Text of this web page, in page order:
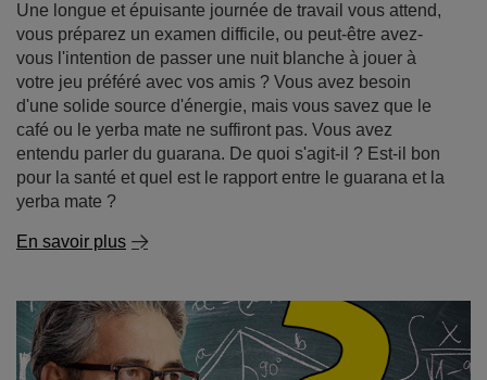
Une longue et épuisante journée de travail vous attend,
vous préparez un examen difficile, ou peut-être avez-
vous l'intention de passer une nuit blanche à jouer à
votre jeu préféré avec vos amis ? Vous avez besoin
d'une solide source d'énergie, mais vous savez que le
café ou le yerba mate ne suffiront pas. Vous avez
entendu parler du guarana. De quoi s'agit-il ? Est-il bon
pour la santé et quel est le rapport entre le guarana et la
yerba mate ?
En savoir plus